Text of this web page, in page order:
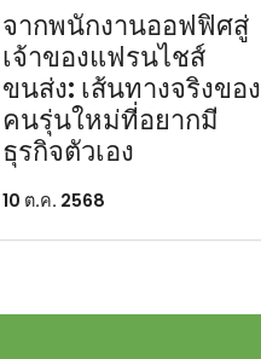
จากพนักงานออฟฟิศสู่
เจ้าของแฟรนไชส์
ขนส่ง: เส้นทางจริงของ
คนรุ่นใหม่ที่อยากมี
ธุรกิจตัวเอง
10 ต.ค. 2568